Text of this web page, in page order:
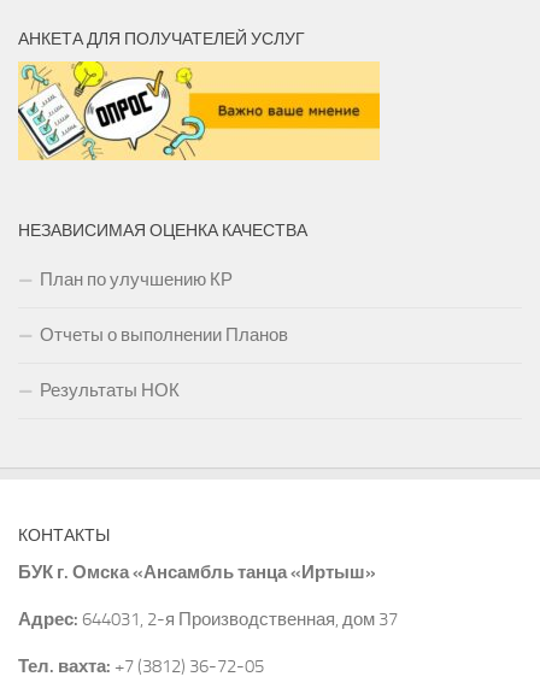
АНКЕТА ДЛЯ ПОЛУЧАТЕЛЕЙ УСЛУГ
НЕЗАВИСИМАЯ ОЦЕНКА КАЧЕСТВА
План по улучшению КР
Отчеты о выполнении Планов
Результаты НОК
КОНТАКТЫ
БУК г. Омска «Ансамбль танца «Иртыш»
Адрес: 644031, 2-я Производственная, дом 37
Тел. вахта: +7 (3812) 36-72-05